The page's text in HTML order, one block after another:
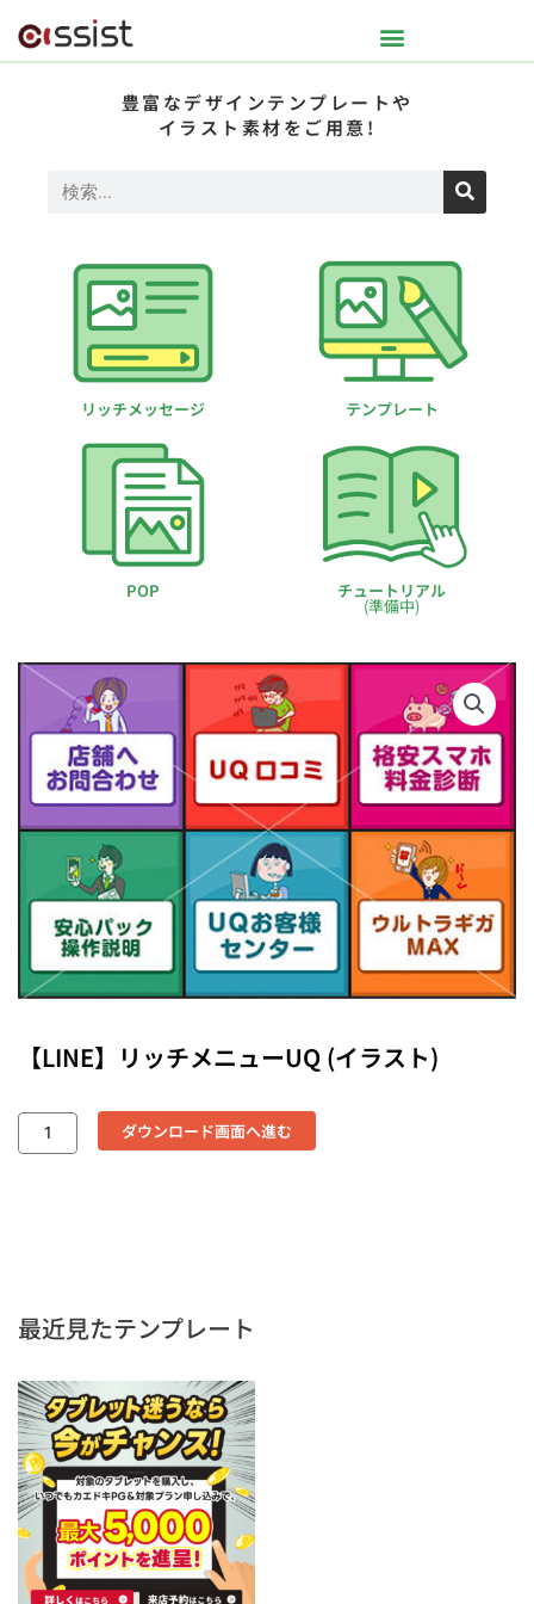
豊富なデザインテンプレートや
イラスト素材をご用意!
リッチメッセージ テンプレート
POP チュートリアル
(準備中)
【LINE】リッチメニューUQ (イラスト)
ダウンロード画面へ進む
最近見たテンプレート